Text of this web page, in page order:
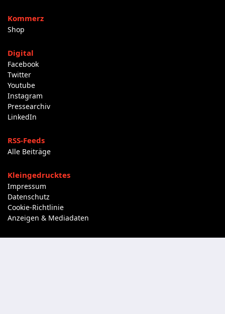
Kommerz
Shop
Digital
Facebook
Twitter
Youtube
Instagram
Pressearchiv
LinkedIn
RSS-Feeds
Alle Beiträge
Kleingedrucktes
Impressum
Datenschutz
Cookie-Richtlinie
Anzeigen & Mediadaten